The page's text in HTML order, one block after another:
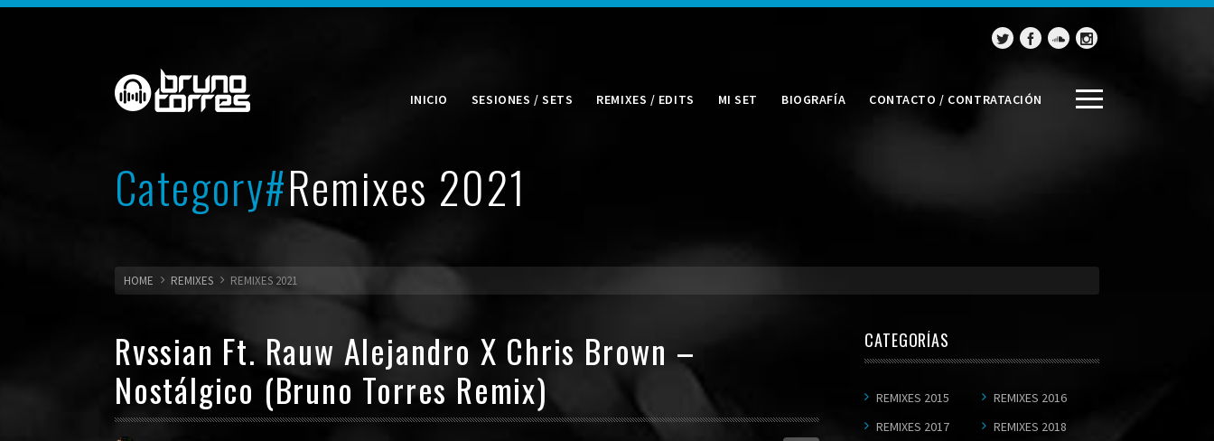
INICIO SESIONES / SETS REMIXES / EDITS MI SET BIOGRAFÍA CONTACTO / CONTRATACIÓN
Category#Remixes 2021
HOME REMIXES REMIXES 2021
Rvssian Ft. Rauw Alejandro X Chris Brown –
Nostálgico (Bruno Torres Remix)
CATEGORÍAS
REMIXES 2015
REMIXES 2016
REMIXES 2017
REMIXES 2018